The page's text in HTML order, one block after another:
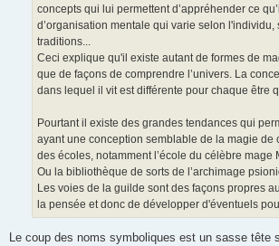
concepts qui lui permettent d’appréhender ce
d’organisation mentale qui varie selon l'individu,
traditions...
Ceci explique qu'il existe autant de formes de
que de façons de comprendre l’univers. La
dans lequel il vit est différente pour chaque être
Pourtant il existe des grandes tendances qui
ayant une conception semblable de la magie de
des écoles, notamment l’école du célèbre mage
Ou la bibliothèque de sorts de l’archimage
Les voies de la guilde sont des façons propres
la pensée et donc de développer d'éventuels
Le coup des noms symboliques est un sasse tête